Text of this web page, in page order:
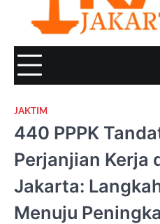
JAKTIM
440 PPPK
Perjanjian Kerja
Jakarta:
Menuju